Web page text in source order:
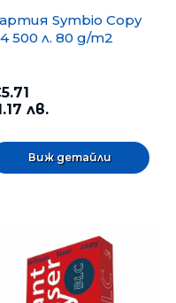
Symbio Copy
500 л. 80 g/m2
лв.
Виж детайли